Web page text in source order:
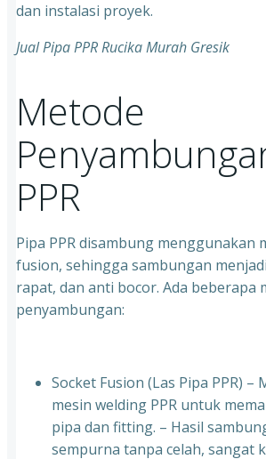
dan instalasi proyek.
Jual Pipa PPR Rucika Murah Gresik
Metode
PPR
Pipa PPR disambung menggunakan
fusion, sehingga sambungan
rapat, dan anti bocor. Ada beberapa
penyambungan:
Socket Fusion (Las Pipa PPR) –
mesin welding PPR untuk
pipa dan fitting. – Hasil
sempurna tanpa celah, sangat